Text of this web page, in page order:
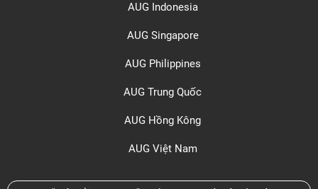
AUG Indonesia
AUG Singapore
AUG Philippines
AUG Trung Quốc
AUG Hồng Kông
AUG Việt Nam